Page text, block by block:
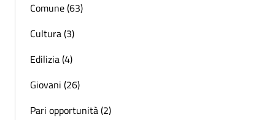
Comune (63)
Cultura (3)
Edilizia (4)
Giovani (26)
Pari opportunità (2)